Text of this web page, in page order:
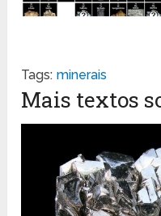
Tags: minerais
Mais textos